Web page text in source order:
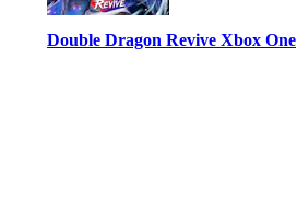
Double Dragon Revive Xbox One